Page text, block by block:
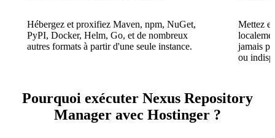
Hébergez et proxifiez Maven, npm, NuGet,
PyPI, Docker, Helm, Go, et de nombreux
autres formats à partir d'une seule instance.
Mettez
jamais
ou
Pourquoi exécuter Nexus Repository
Manager avec Hostinger ?